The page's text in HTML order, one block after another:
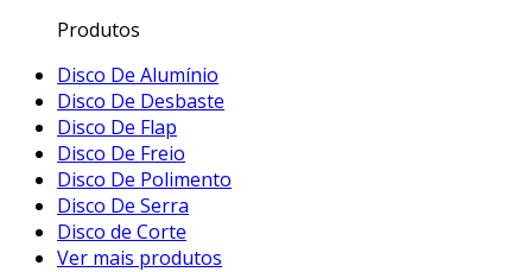
Produtos
Disco De Alumínio
Disco De Desbaste
Disco De Flap
Disco De Freio
Disco De Polimento
Disco De Serra
Disco de Corte
Ver mais produtos